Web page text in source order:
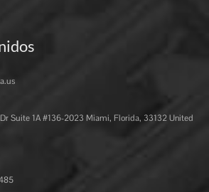
Suite 1A #136-2023 Miami, Florida, 33132 United